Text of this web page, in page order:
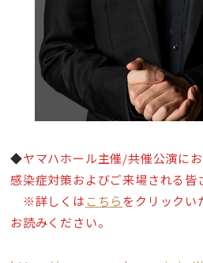
◆ヤマハホール主催/共催公演に
感染症対策およびご来場される皆
※詳しくは こちらをクリックい
お読みください。